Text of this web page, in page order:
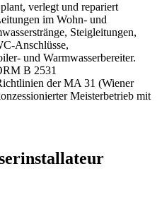
plant, verlegt und repariert
im Wohn- und
Steigleitungen,
Anschlüsse,
und Warmwasserbereiter.
B 2531
der MA 31 (Wiener
Meisterbetrieb mit